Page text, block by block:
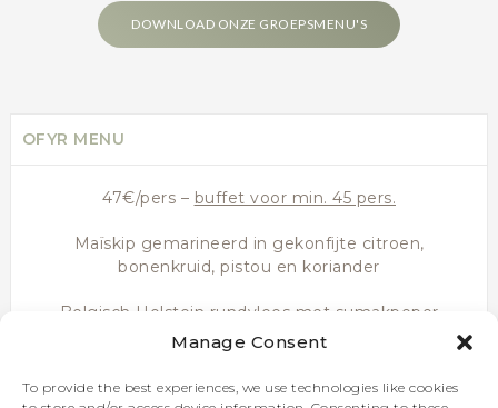
Manage Consent
To provide the best experiences, we use technologies like cookies
DOWNLOAD ONZE GROEPSMENU'S
OFYR MENU
47€/pers – buffet voor min. 45 pers.
Maïskip gemarineerd in gekonfijte citroen,
bonenkruid, pistou en koriander
Belgisch Holstein rundvlees met sumakpeper
Kalfskefta met kruiden, munt- en salieyoghurt
Zeebaarsfilet, vierge olie